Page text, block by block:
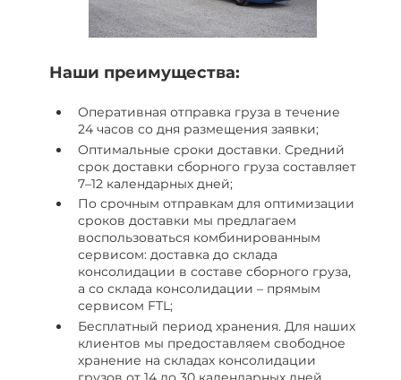
Наши преимущества:
Оперативная отправка груза в течение
24 часов со дня размещения заявки;
Оптимальные сроки доставки. Средний
срок доставки сборного груза составляет
7–12 календарных дней;
По срочным отправкам для оптимизации
сроков доставки мы предлагаем
воспользоваться комбинированным
сервисом: доставка до склада
консолидации в составе сборного груза,
а со склада консолидации – прямым
сервисом FTL;
Бесплатный период хранения. Для наших
клиентов мы предоставляем свободное
хранение на складах консолидации